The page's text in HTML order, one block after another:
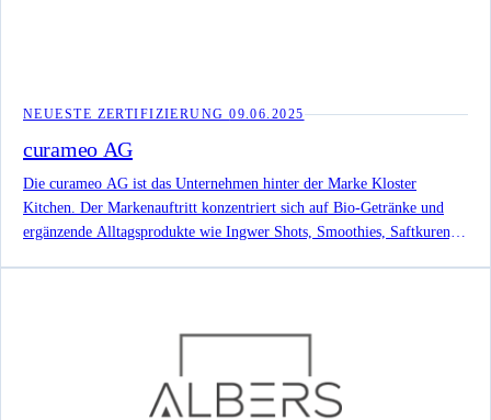
NEUESTE ZERTIFIZIERUNG09.06.2025
curameo AG
Die curameo AG ist das Unternehmen hinter der Marke Kloster
Kitchen. Der Markenauftritt konzentriert sich auf Bio-Getränke und
ergänzende Alltagsprodukte wie Ingwer Shots, Smoothies, Saftkuren,